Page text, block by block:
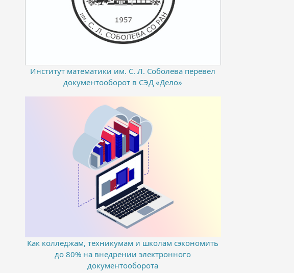
Институт математики им. С. Л. Соболева перевел
документооборот в СЭД «Дело»
Как колледжам, техникумам и школам сэкономить
до 80% на внедрении электронного
документооборота